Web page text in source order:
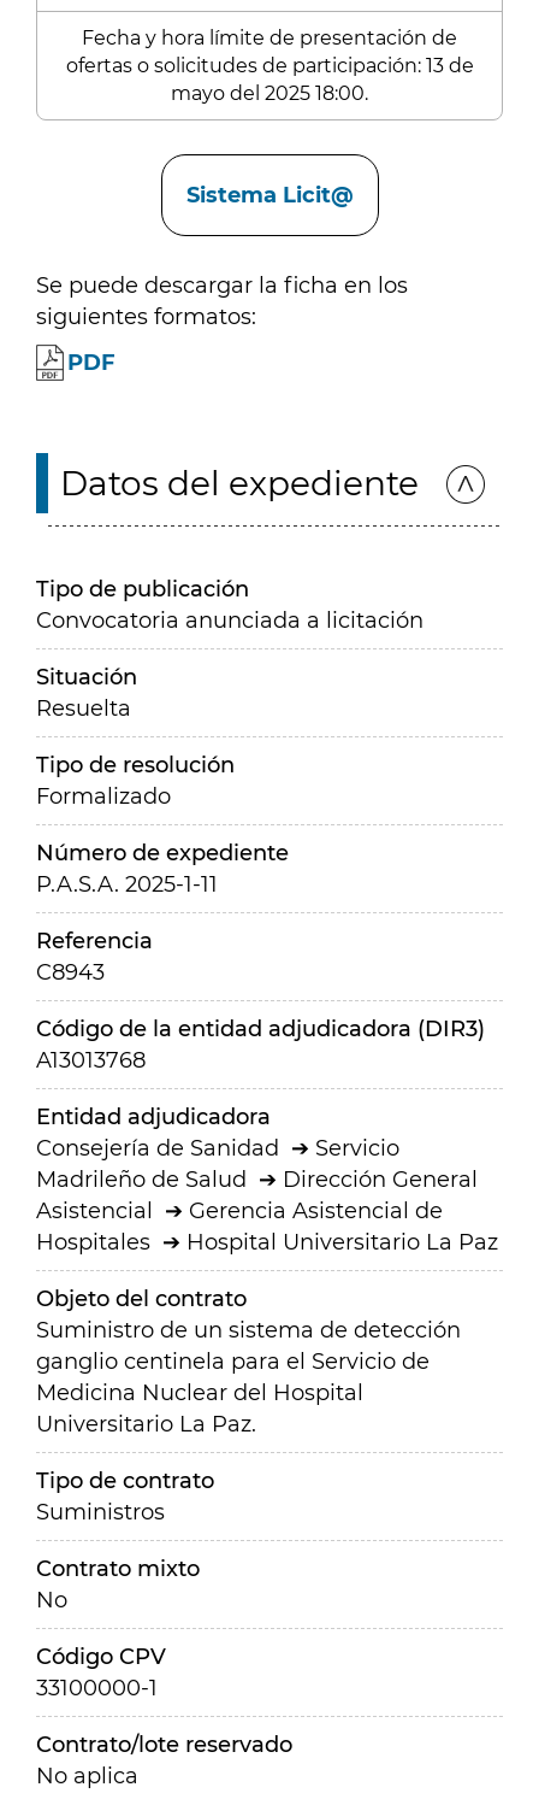
Fecha y hora límite de presentación de
ofertas o solicitudes de participación: 13 de
mayo del 2025 18:00.
Sistema Licit@
Se puede descargar la ficha en los
siguientes formatos:
PDF
Datos del expediente
Tipo de publicación
Convocatoria anunciada a licitación
Situación
Resuelta
Tipo de resolución
Formalizado
Número de expediente
P.A.S.A. 2025-1-11
Referencia
C8943
Código de la entidad adjudicadora (DIR3)
A13013768
Entidad adjudicadora
Consejería de Sanidad
Servicio
Madrileño de Salud
Dirección General
Asistencial
Gerencia Asistencial de
Hospitales
Hospital Universitario La Paz
Objeto del contrato
Suministro de un sistema de detección
ganglio centinela para el Servicio de
Medicina Nuclear del Hospital
Universitario La Paz.
Tipo de contrato
Suministros
Contrato mixto
No
Código CPV
33100000-1
Contrato/lote reservado
No aplica